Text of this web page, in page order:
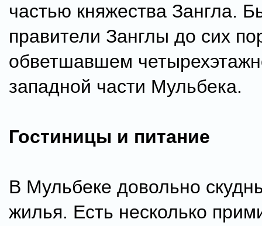
частью княжества Зангла.
правители Занглы до сих
обветшавшем
западной части Мульбека.
Гостиницы и питание
В Мульбеке довольно
жилья. Есть несколько